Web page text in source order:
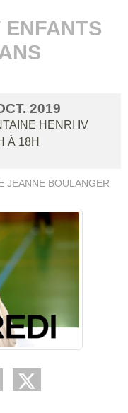
2019
HENRI IV
À 18H
JEANNE BOULANGER